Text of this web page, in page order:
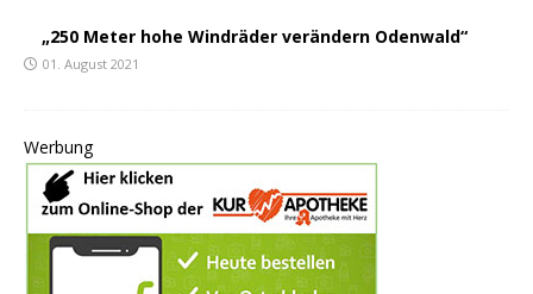
„250 Meter hohe Windräder verändern Odenwald“
01. August 2021
Werbung